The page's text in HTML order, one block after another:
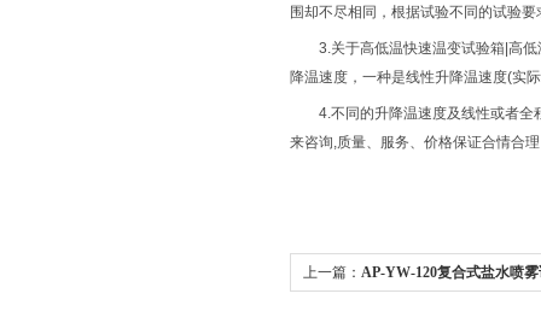
围却不尽相同，根据试验不同的试验
3.关于高低温快速温变试验箱|高
降温速度，一种是线性升降温速度(实
4.不同的升降温速度及线性或者
来咨询,质量、服务、价格保证合情合
上一篇： AP-YW-120复合式盐水喷